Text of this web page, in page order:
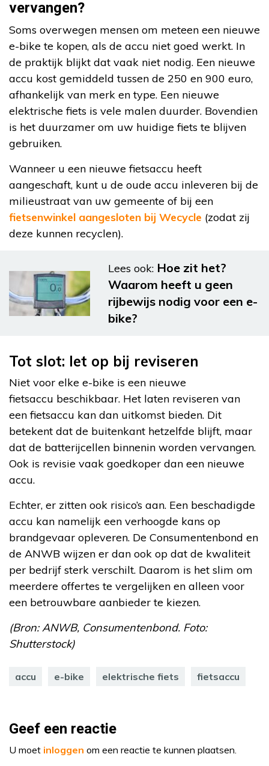
vervangen?
Soms overwegen mensen om meteen een nieuwe
e-bike te kopen, als de accu niet goed werkt. In
de praktijk blijkt dat vaak niet nodig. Een nieuwe
accu kost gemiddeld tussen de 250 en 900 euro,
afhankelijk van merk en type. Een nieuwe
elektrische fiets is vele malen duurder. Bovendien
is het duurzamer om uw huidige fiets te blijven
gebruiken.
Wanneer u een nieuwe fietsaccu heeft
aangeschaft, kunt u de oude accu inleveren bij de
milieustraat van uw gemeente of bij een
fietsenwinkel aangesloten bij Wecycle (zodat zij
deze kunnen recyclen).
Lees ook: Hoe zit het?
Waarom heeft u geen
rijbewijs nodig voor een e-
bike?
Tot slot: let op bij reviseren
Niet voor elke e-bike is een nieuwe
fietsaccu beschikbaar. Het laten reviseren van
een fietsaccu kan dan uitkomst bieden. Dit
betekent dat de buitenkant hetzelfde blijft, maar
dat de batterijcellen binnenin worden vervangen.
Ook is revisie vaak goedkoper dan een nieuwe
accu.
Echter, er zitten ook risico’s aan. Een beschadigde
accu kan namelijk een verhoogde kans op
brandgevaar opleveren. De Consumentenbond en
de ANWB wijzen er dan ook op dat de kwaliteit
per bedrijf sterk verschilt. Daarom is het slim om
meerdere offertes te vergelijken en alleen voor
een betrouwbare aanbieder te kiezen.
(Bron: ANWB, Consumentenbond. Foto:
Shutterstock)
accu e-bike elektrische fiets fietsaccu
Geef een reactie
U moet inloggen om een reactie te kunnen plaatsen.